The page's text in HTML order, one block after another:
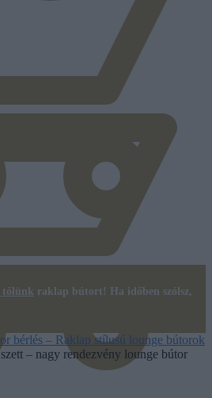
tőlünk raklap bútort! Ha időben szólsz,
bérlés – Raklap stílusú lounge bútorok
– nagy rendezvény lounge bútor